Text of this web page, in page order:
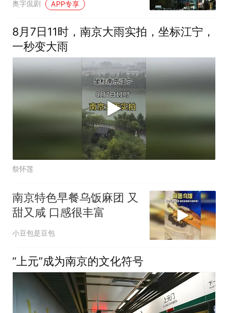
奥字侃剧 APP专享
8月7日11时，南京大雨实拍，坐标江宁，
一秒变大雨
祭怀莲
南京特色早餐乌饭麻团 又
甜又咸 口感很丰富
小豆包是豆包
“上元”成为南京的文化符号